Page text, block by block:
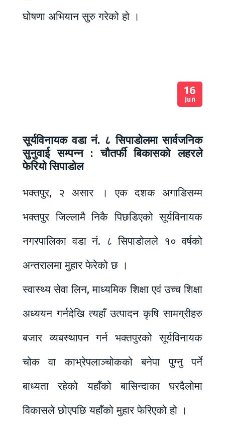
घोषणा अभियान सुरु गरेको हो ।
16
Jun
सूर्यविनायक वडा नं. ८ सिपाडोलमा सार्वजनिक
सुनुवाई सम्पन्न : चौतर्फी बिकासको लहरले
फेरियो सिपाडोल
भक्तपुर, २ असार । एक दशक अगाडिसम्म
भक्तपुर जिल्लामै निकै पिछडिएको सूर्यविनायक
नगरपालिका वडा नं. ८ सिपाडोलले १० वर्षको
अन्तरालमा मुहार फेरेको छ ।
स्वास्थ्य सेवा लिन, माध्यमिक शिक्षा एवं उच्च शिक्षा
अध्ययन गर्नदेखि त्यहाँ उत्पादन कृषि सामग्रीहरु
बजार व्यबस्थापन गर्न भक्तपुरको सूर्यविनायक
चोक वा काभ्रेपलाञ्चोकको बनेपा पुग्नु पर्ने
बाध्यता रहेको यहाँको बासिन्दाका घरदैलोमा
विकासले छोएपछि यहाँको मुहार फेरिएको हो ।